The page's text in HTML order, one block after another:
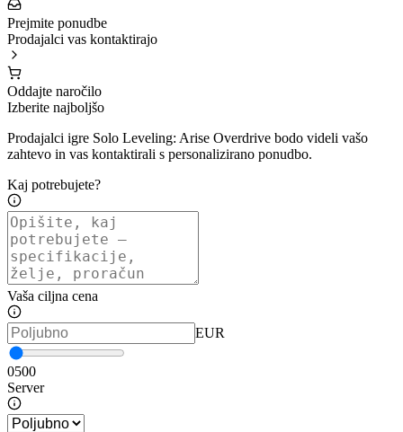
Prejmite ponudbe
Prodajalci vas kontaktirajo
Oddajte naročilo
Izberite najboljšo
Prodajalci igre Solo Leveling: Arise Overdrive bodo videli vašo
zahtevo in vas kontaktirali s personalizirano ponudbo.
Kaj potrebujete?
Vaša ciljna cena
EUR
0500
Server